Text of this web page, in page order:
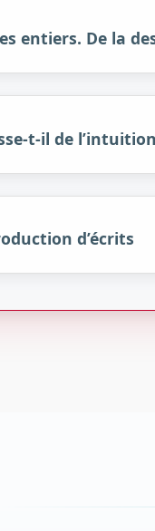
entiers. De la
t-il de
d’écrits